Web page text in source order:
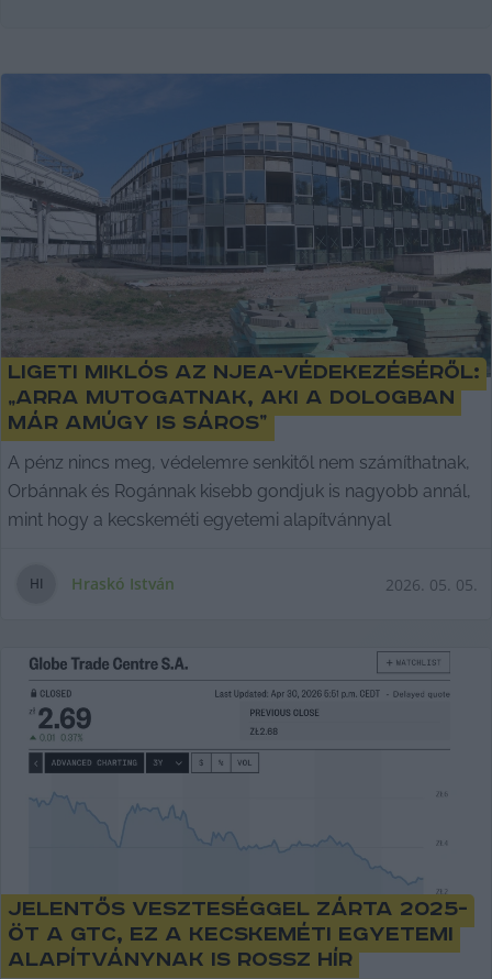
Ligeti Miklós az NJEA-védekezéséről:
„arra mutogatnak, aki a dologban
már amúgy is sáros”
A pénz nincs meg, védelemre senkitől nem számíthatnak,
Orbánnak és Rogánnak kisebb gondjuk is nagyobb annál,
mint hogy a kecskeméti egyetemi alapítvánnyal
HI Hraskó István 2026. 05. 05.
Jelentős veszteséggel zárta 2025-
öt a GTC, ez a kecskeméti egyetemi
alapítványnak is rossz hír